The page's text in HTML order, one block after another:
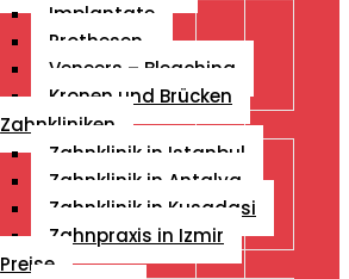
Implantate
Prothesen
Veneers – Bleaching
Kronen und Brücken
Zahnkliniken
Zahnklinik in Istanbul
Zahnklinik in Antalya
Zahnklinik in Kusadasi
Zahnpraxis in Izmir
Preise